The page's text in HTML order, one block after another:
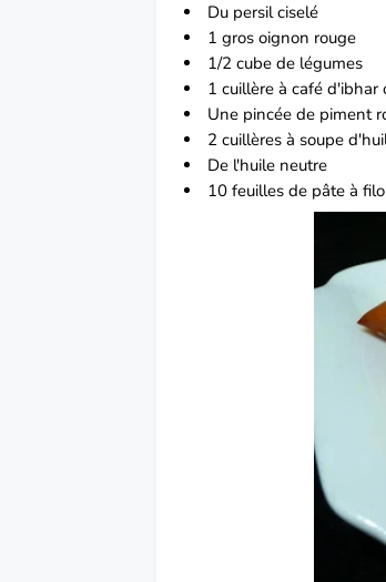
Du persil ciselé
1 gros oignon rouge
1/2 cube de légumes
1 cuillère à café
Une pincée de piment
2 cuillères à soupe
De l'huile neutre
10 feuilles de pâte à